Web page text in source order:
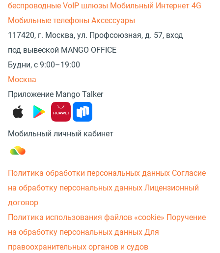
беспроводные VoIP шлюзы Мобильный Интернет 4G
Мобильные телефоны Аксессуары
117420, г. Москва, ул. Профсоюзная, д. 57, вход
под вывеской MANGO OFFICE
Будни, с 9:00–19:00
Москва
Приложение Mango Talker
Мобильный личный кабинет
Политика обработки персональных данных Согласие
на обработку персональных данных Лицензионный
договор
Политика использования файлов «cookie» Поручение
на обработку персональных данных Для
правоохранительных органов и судов